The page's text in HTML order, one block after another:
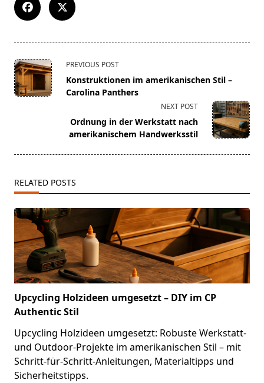
<span
class="nav-
subtitle
text">Page</span>
PREVIOUS POST
Konstruktionen im amerikanischen Stil –
Carolina Panthers
NEXT POST
Ordnung in der Werkstatt nach
amerikanischem Handwerksstil
RELATED POSTS
Upcycling Holzideen umgesetzt – DIY im CP
Authentic Stil
Upcycling Holzideen umgesetzt: Robuste Werkstatt-
und Outdoor-Projekte im amerikanischen Stil – mit
Schritt-für-Schritt-Anleitungen, Materialtipps und
Sicherheitstipps.